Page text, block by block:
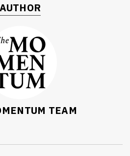
AUTHOR
TEAM